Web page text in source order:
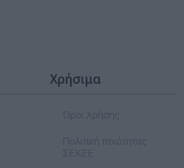
Χρήσιμα